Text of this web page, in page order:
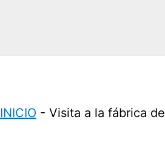
INICIO - Visita a la fábrica